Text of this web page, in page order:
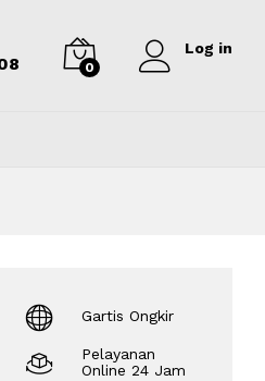
0
Log in
Gartis Ongkir
Pelayanan
Online 24 Jam